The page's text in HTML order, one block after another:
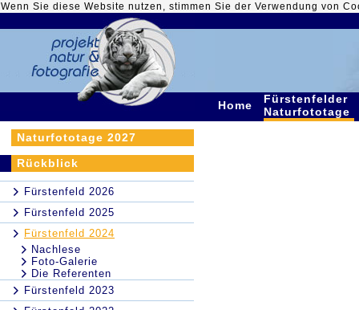
Wenn Sie diese Website nutzen, stimmen Sie der Verwendung von
Home
Fürstenfelder
Naturfototage
Naturfototage 2027
Rückblick
Fürstenfeld 2026
Fürstenfeld 2025
Fürstenfeld 2024
Nachlese
Foto-Galerie
Die Referenten
Fürstenfeld 2023